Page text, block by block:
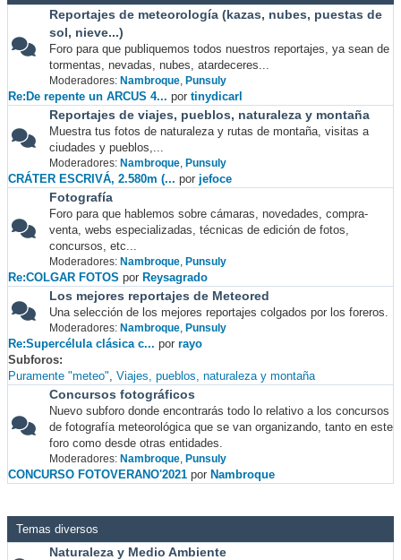
Reportajes de meteorología (kazas, nubes, puestas de
sol, nieve...)
Foro para que publiquemos todos nuestros reportajes, ya sean de
tormentas, nevadas, nubes, atardeceres...
Moderadores: Nambroque, Punsuly
Re:De repente un ARCUS 4... por tinydicarl
Reportajes de viajes, pueblos, naturaleza y montaña
Muestra tus fotos de naturaleza y rutas de montaña, visitas a
ciudades y pueblos,...
Moderadores: Nambroque, Punsuly
CRÁTER ESCRIVÁ, 2.580m (... por jefoce
Fotografía
Foro para que hablemos sobre cámaras, novedades, compra-
venta, webs especializadas, técnicas de edición de fotos,
concursos, etc...
Moderadores: Nambroque, Punsuly
Re:COLGAR FOTOS por Reysagrado
Los mejores reportajes de Meteored
Una selección de los mejores reportajes colgados por los foreros.
Moderadores: Nambroque, Punsuly
Re:Supercélula clásica c... por rayo
Subforos
Puramente "meteo" Viajes, pueblos, naturaleza y montaña
Concursos fotográficos
Nuevo subforo donde encontrarás todo lo relativo a los concursos
de fotografía meteorológica que se van organizando, tanto en este
foro como desde otras entidades.
Moderadores: Nambroque, Punsuly
CONCURSO FOTOVERANO'2021 por Nambroque
Temas diversos
Naturaleza y Medio Ambiente